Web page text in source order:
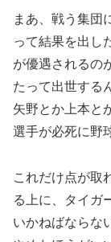
まあ、戦う集団
って結果を出し
が優遇されるの
たって出世する
矢野とか上本と
選手が必死に野
これだけ点が取
る上に、タイガ
いかねばならな